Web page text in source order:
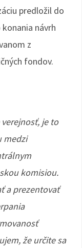
predložil do
návrh
z
fondov.
je to
medzi
komisiou.
a prezentovať
že určite sa